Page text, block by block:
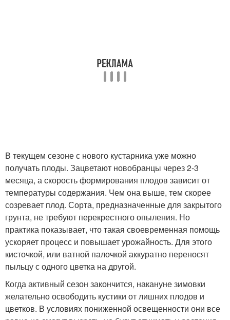
В текущем сезоне с нового кустарника уже можно
получать плоды. Зацветают новобранцы через 2-3
месяца, а скорость формирования плодов зависит от
температуры содержания. Чем она выше, тем скорее
созревает плод. Сорта, предназначенные для закрытого
грунта, не требуют перекрестного опыления. Но
практика показывает, что такая своевременная помощь
ускоряет процесс и повышает урожайность. Для этого
кисточкой, или ватной палочкой аккуратно переносят
пыльцу с одного цветка на другой.
Когда активный сезон закончится, накануне зимовки
желательно освободить кустики от лишних плодов и
цветков. В условиях пониженной освещенности они все